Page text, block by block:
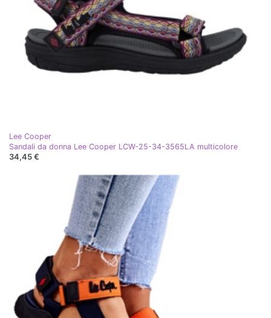
Lee Cooper
Sandali da donna Lee Cooper LCW-25-34-3565LA multicolore
34,45 €